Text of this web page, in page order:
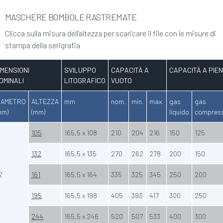
MASCHERE BOMBOLE RASTREMATE
Clicca sulla misura dell'altezza per scaricare il file con le misure di
stampa della serigrafia
SVILUPPO
LITOGRAFICO
CAPACITÀ A
VUOTO
CAPACITÀ A
ALTEZZA
(mm)
mm nom. min. max.
gas
liquido
gas
105 165,5 x 108 210 204 216 150 125
132 165,5 x 135 270 262 278 200 150
161 165,5 x 164 335 325 345 250 200
195 165,5 x 198 405 393 417 300 250
244 165,5 x 246 520 507 533 400 300